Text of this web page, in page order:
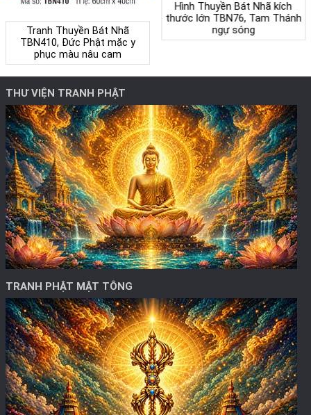
Hình Thuyền Bát Nhã kích
thước lớn TBN76, Tam Thánh
ngự sóng
Tranh Thuyền Bát Nhã
TBN410, Đức Phật mặc y
phục màu nâu cam
THƯ VIỆN TRANH PHẬT
TRANH PHẬT MẬT TÔNG